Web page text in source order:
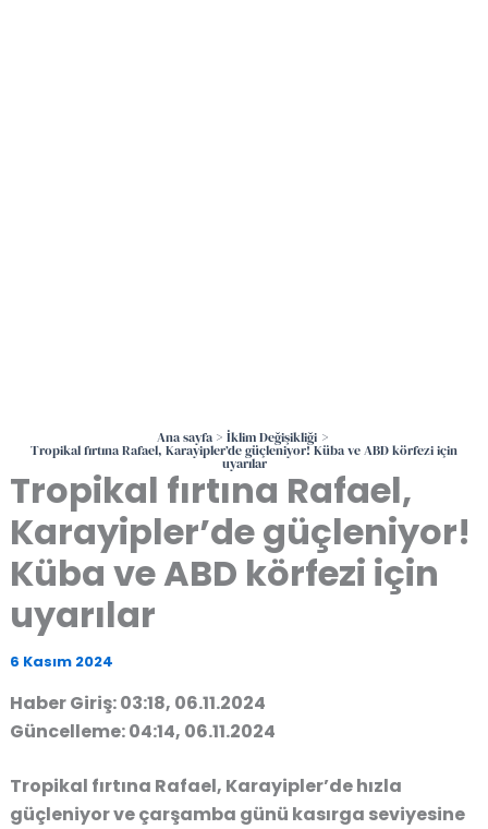
Ana sayfa İklim Değişikliği
Tropikal fırtına Rafael, Karayipler’de güçleniyor! Küba ve ABD körfezi için
uyarılar
Tropikal fırtına Rafael,
Karayipler’de güçleniyor!
Küba ve ABD körfezi için
uyarılar
6 Kasım 2024
Haber Giriş: 03:18, 06.11.2024
Güncelleme: 04:14, 06.11.2024
Tropikal fırtına Rafael, Karayipler’de hızla
güçleniyor ve çarşamba günü kasırga seviyesine